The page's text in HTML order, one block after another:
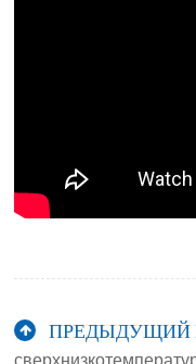
ПРЕДЫДУЩИЙ